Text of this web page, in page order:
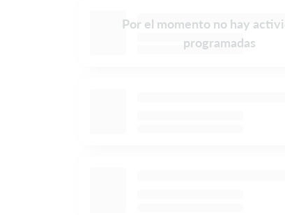
Por el momento no hay
programadas